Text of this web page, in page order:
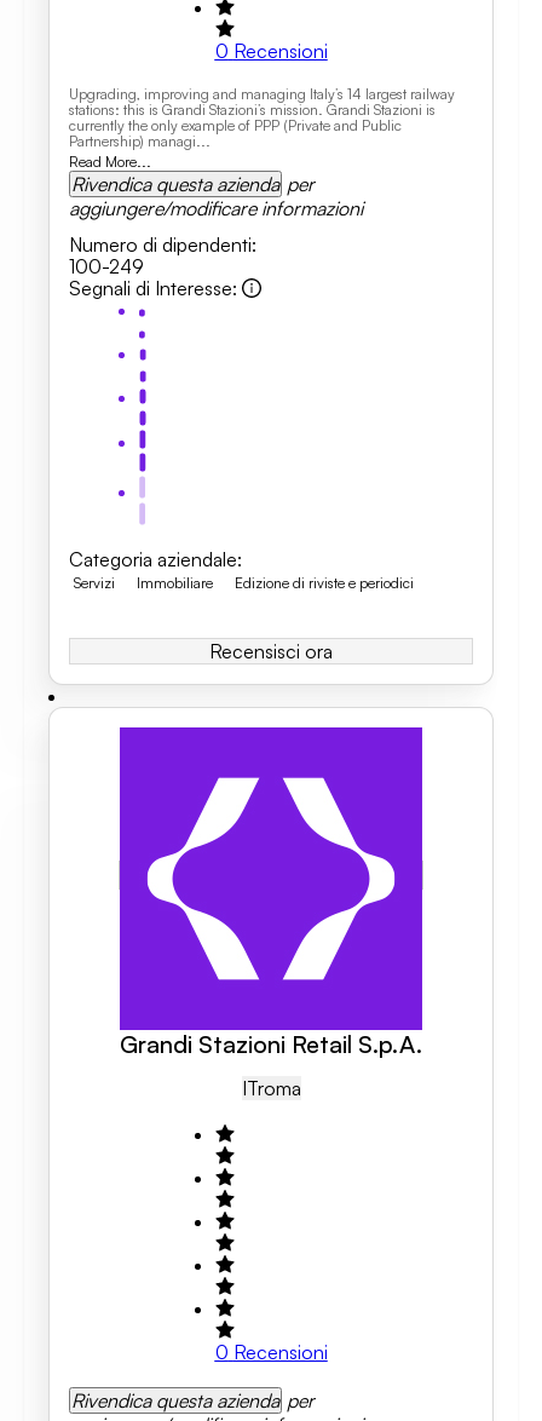
0 Recensioni
Upgrading, improving and managing Italy’s 14 largest railway
stations: this is Grandi Stazioni’s mission. Grandi Stazioni is
currently the only example of PPP (Private and Public
Partnership) managi...
Read More...
Rivendica questa azienda per
aggiungere/modificare informazioni
Numero di dipendenti:
100-249
Segnali di Interesse:
Categoria aziendale:
Servizi Immobiliare Edizione di riviste e periodici
Recensisci ora
Grandi Stazioni Retail S.p.A.
ITRoma
0 Recensioni
Rivendica questa azienda per